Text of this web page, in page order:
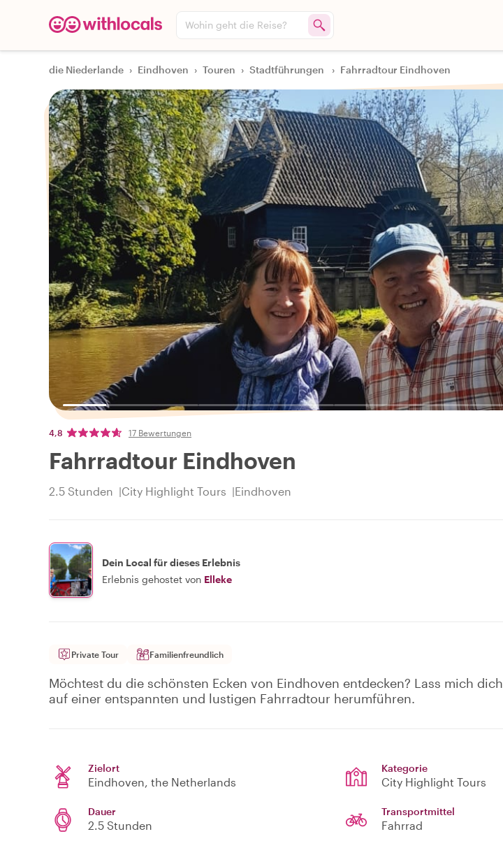
Wohin geht die Reise?
die Niederlande › Eindhoven › Touren › Stadtführungen › Fahrradtour Eindhoven
4,8 17 Bewertungen
Fahrradtour Eindhoven
2.5 Stunden City Highlight Tours Eindhoven
Dein Local für dieses Erlebnis
Erlebnis gehostet von Elleke
Private Tour Familienfreundlich
Möchtest du die schönsten Ecken von Eindhoven entdecken? Lass mich dich
auf einer entspannten und lustigen Fahrradtour herumführen.
Zielort
Eindhoven, the Netherlands
Kategorie
City Highlight Tours
Dauer
2.5 Stunden
Transportmittel
Fahrrad